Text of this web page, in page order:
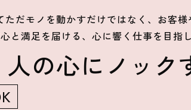
だモノを動かすだけではなく、お客様
と満足を届ける、心に響く仕事を目指
人の心にノック